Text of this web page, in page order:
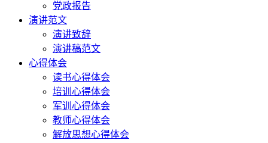
党政报告
演讲范文
演讲致辞
演讲稿范文
心得体会
读书心得体会
培训心得体会
军训心得体会
教师心得体会
解放思想心得体会